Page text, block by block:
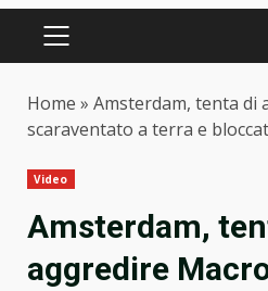
PRIMARY
Home » Amsterdam, tenta di
scaraventato a terra e
Video
Amsterdam,
aggredire